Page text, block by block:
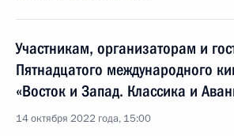
Участникам, организаторам и
Пятнадцатого международного
«Восток и Запад. Классика и
14 октября 2022 года, 15:00